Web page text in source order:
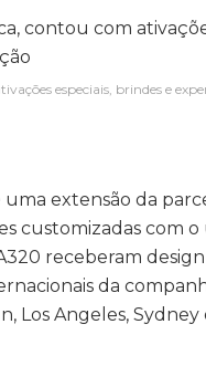
especiais, brindes e
extensão da
customizadas com
receberam
da
Los Angeles,